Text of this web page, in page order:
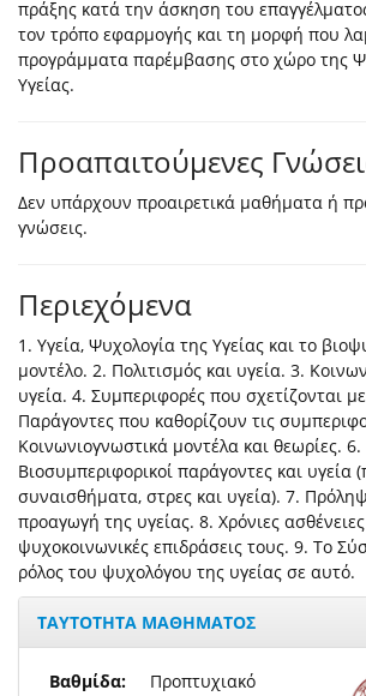
πράξης κατά την άσκηση του
τον τρόπο εφαρμογής και τη μορφή που
προγράμματα παρέμβασης στο χώρο της
Υγείας.
Προαπαιτούμενες
Δεν υπάρχουν προαιρετικά μαθήματα ή
γνώσεις.
Περιεχόμενα
1. Υγεία, Ψυχολογία της Υγείας και το
μοντέλο. 2. Πολιτισμός και υγεία. 3.
υγεία. 4. Συμπεριφορές που σχετίζονται
Παράγοντες που καθορίζουν τις
Κοινωνιογνωστικά μοντέλα και θεωρίες. 6.
Βιοσυμπεριφορικοί παράγοντες και υγεία
συναισθήματα, στρες και υγεία). 7.
προαγωγή της υγείας. 8. Χρόνιες ασθένειες
ψυχοκοινωνικές επιδράσεις τους. 9. Το
ρόλος του ψυχολόγου της υγείας σε αυτό.
ΤΑΥΤΟΤΗΤΑ ΜΑΘΗΜΑΤΟΣ
Βαθμίδα:
Προπτυχιακό